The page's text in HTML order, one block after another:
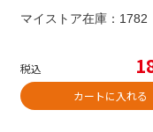
マイストア在庫： 1782
税込
カートに入れる